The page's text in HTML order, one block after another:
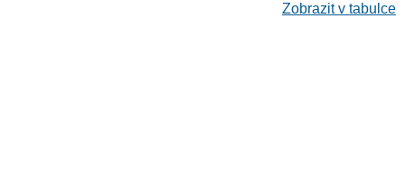
Zobrazit v tabulce